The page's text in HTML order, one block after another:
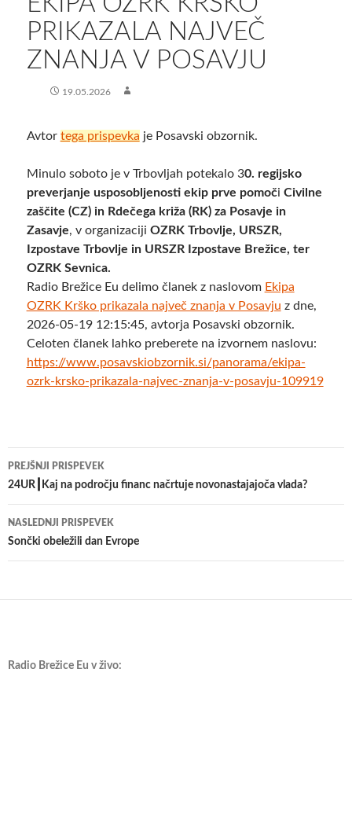
PRIKAZALA NAJVEČ
ZNANJA V POSAVJU
19.05.2026
Avtor tega prispevka je Posavski obzornik.
Minulo soboto je v Trbovljah potekalo 30. regijsko
preverjanje usposobljenosti ekip prve pomoči Civilne
zaščite (CZ) in Rdečega križa (RK) za Posavje in
Zasavje, v organizaciji OZRK Trbovlje, URSZR,
Izpostave Trbovlje in URSZR Izpostave Brežice, ter
OZRK Sevnica.
Radio Brežice Eu delimo članek z naslovom Ekipa
OZRK Krško prikazala največ znanja v Posavju z dne,
2026-05-19 12:15:45, avtorja Posavski obzornik.
Celoten članek lahko preberete na izvornem naslovu:
https://www.posavskiobzornik.si/panorama/ekipa-
ozrk-krsko-prikazala-najvec-znanja-v-posavju-109919
Krmarjenje
po
prispevkih
PREJŠNJI PRISPEVEK
24UR┃Kaj na področju financ načrtuje novonastajajoča vlada?
NASLEDNJI PRISPEVEK
Sončki obeležili dan Evrope
Radio Brežice Eu v živo: